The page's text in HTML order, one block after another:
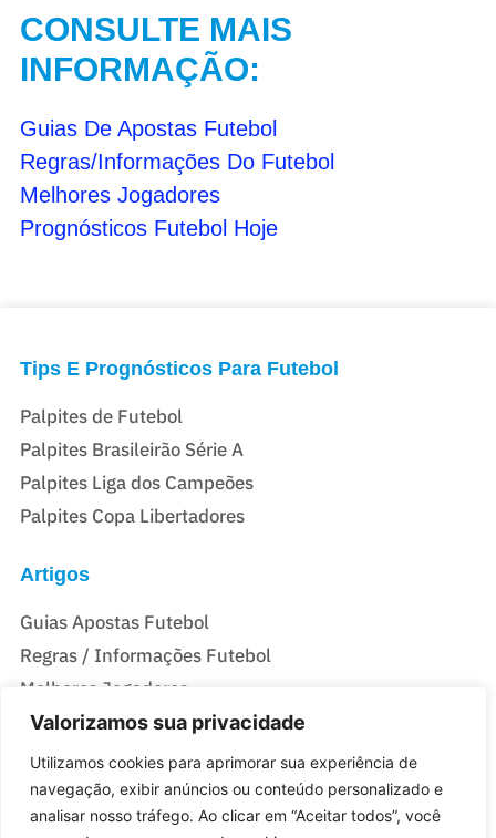
Valorizamos sua privacidade
Utilizamos cookies para aprimorar sua experiência de
navegação, exibir anúncios ou conteúdo personalizado e
analisar nosso tráfego. Ao clicar em “Aceitar todos”, você
CONSULTE MAIS
INFORMAÇÃO:
Guias De Apostas Futebol
Regras/Informações Do Futebol
Melhores Jogadores
Prognósticos Futebol Hoje
Tips E Prognósticos Para Futebol
Palpites de Futebol
Palpites Brasileirão Série A
Palpites Liga dos Campeões
Palpites Copa Libertadores
Artigos
Guias Apostas Futebol
Regras / Informações Futebol
Melhores Jogadores
Melhores Casas de Apostas no Brasil
Melhores sites de Apostas com Bônus no Brasil